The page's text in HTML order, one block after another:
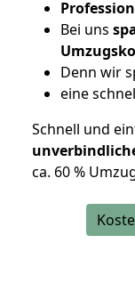
Bei uns
Denn wir
eine
Schnell und
ca. 60 %